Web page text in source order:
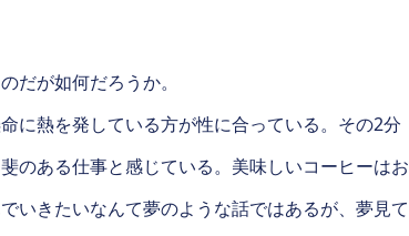
だが如何だろうか。
に熱を発している方が性に合っている。その2分
のある仕事と感じている。美味しいコーヒーはお
いきたいなんて夢のような話ではあるが、夢見て